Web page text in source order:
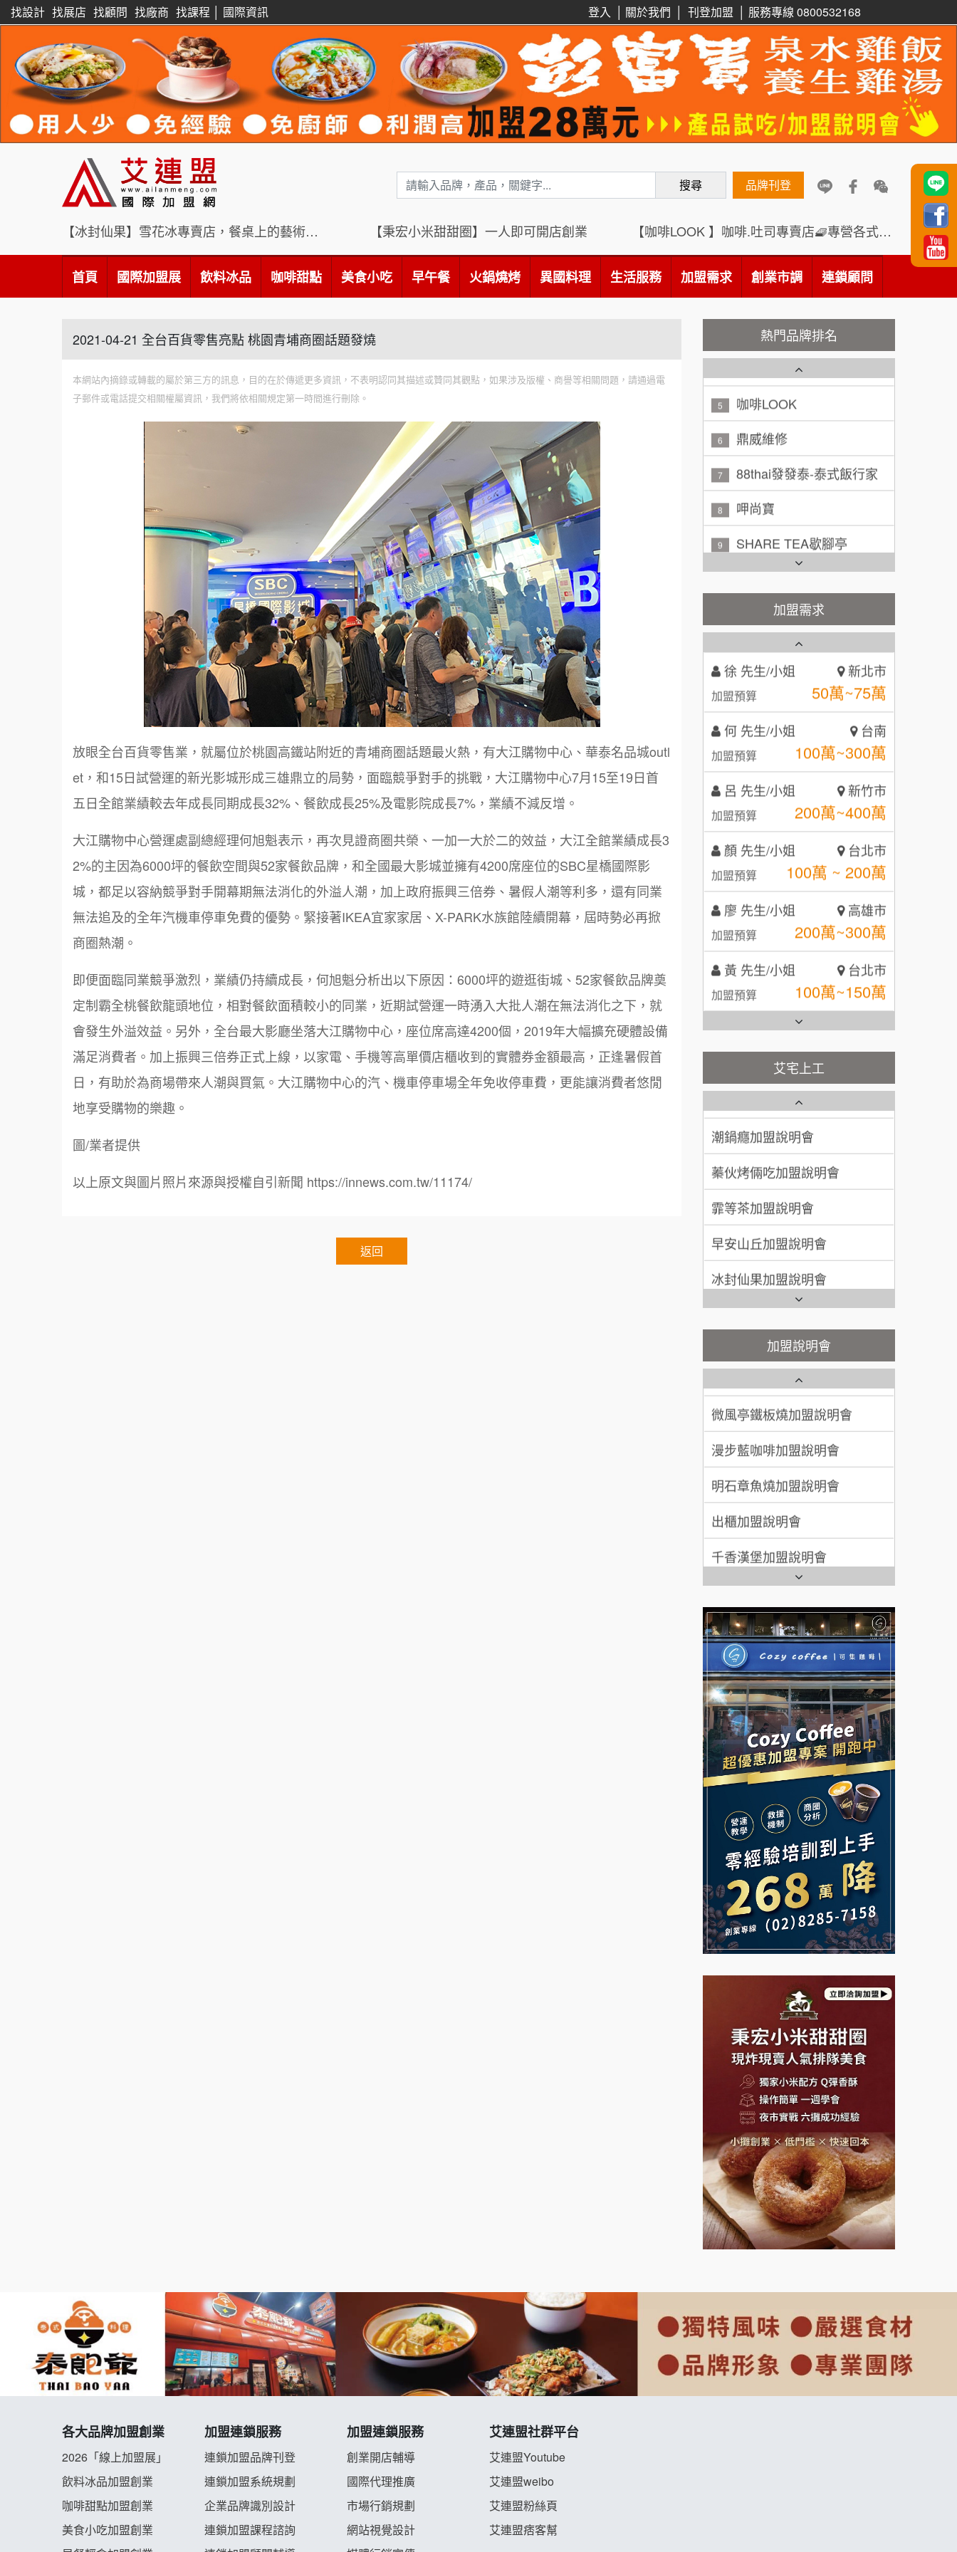
找設計 找展店 找顧問 找廠商 找課程 國際資訊 關於我們 刊登加盟 服務專線 0800532168
登入
搜尋 品牌刊登
【冰封仙果】雪花冰專賣店，餐桌上的藝術饗宴 【秉宏小米甜甜圈】一人即可開店創業 【咖啡LOOK 】咖啡.吐司專賣店🧇專營各式創意法式吐司
首頁 國際加盟展 飲料冰品 咖啡甜點 美食小吃 早午餐 火鍋燒烤 異國料理 生活服務 加盟需求 創業市調 連鎖顧問
2021-04-21 全台百貨零售亮點 桃園青埔商圈話題發燒
本網站內摘錄或轉載的屬於第三方的訊息，目的在於傳遞更多資訊，不表明認同其描述或贊同其觀點，如果涉及版權、商譽等相關問題，請通過電
子郵件或電話提交相關權屬資訊，我們將依相關規定第一時間進行刪除。
放眼全台百貨零售業，就屬位於桃園高鐵站附近的青埔商圈話題最火熱，有大江購物中心、華泰名品城outl
et，和15日試營運的新光影城形成三雄鼎立的局勢，面臨競爭對手的挑戰，大江購物中心7月15至19日首
五日全館業績較去年成長同期成長32%、餐飲成長25%及電影院成長7%，業績不減反增。
大江購物中心營運處副總經理何旭魁表示，再次見證商圈共榮、一加一大於二的效益，大江全館業績成長3
2%的主因為6000坪的餐飲空間與52家餐飲品牌，和全國最大影城並擁有4200席座位的SBC星橋國際影
城，都足以容納競爭對手開幕期無法消化的外溢人潮，加上政府振興三倍券、暑假人潮等利多，還有同業
無法追及的全年汽機車停車免費的優勢。緊接著IKEA宜家家居、X-PARK水族館陸續開幕，屆時勢必再掀
商圈熱潮。
即便面臨同業競爭激烈，業績仍持續成長，何旭魁分析出以下原因：6000坪的遊逛街城、52家餐飲品牌奠
定制霸全桃餐飲龍頭地位，相對餐飲面積較小的同業，近期試營運一時湧入大批人潮在無法消化之下，就
會發生外溢效益。另外，全台最大影廳坐落大江購物中心，座位席高達4200個，2019年大幅擴充硬體設備
滿足消費者。加上振興三倍券正式上線，以家電、手機等高單價店櫃收到的實體券金額最高，正逢暑假首
日，有助於為商場帶來人潮與買氣。大江購物中心的汽、機車停車場全年免收停車費，更能讓消費者悠閒
地享受購物的樂趣。
圖/業者提供
以上原文與圖片照片來源與授權自引新聞 https://innews.com.tw/11174/
返回
熱門品牌排名
6 鼎威維修
88thai發發泰-泰式飯行家
8 呷尚寶
9 SHARE TEA歇腳亭
Cozy coffee可集咖啡
2 霏等茶
潮鍋癮
5 咖啡LOOK
6 鼎威維修
7 88thai發發泰-泰式飯行家
8 呷尚寶
9 SHARE TEA歇腳亭
10 TEA TOP台灣第一味
1 Cozy coffee可集咖啡
2 霏等茶
4 潮鍋癮
5 咖啡LOOK
6 鼎威維修
7 88thai發發泰-泰式飯行家
8 呷尚寶
9 SHARE TEA歇腳亭
10 TEA TOP台灣第一味
加盟需求
周 先生/小姐 台北
加盟預算 100萬 ~150萬
徐 先生/小姐 新北市
加盟預算 50萬~75萬
加盟預算 100萬~300萬
200萬~400萬
顏 先生/小姐 台北市
100萬 ~ 200萬
廖 先生/小姐
200萬~300萬
黃 先生/小姐
加盟預算 100萬~150萬
林 先生/小姐 屏東縣
加盟預算 100萬 ~ 200萬
吳 先生/小姐
加盟預算 100萬~200萬
100萬 ~150萬
徐 先生/小姐 新北市
加盟預算 50萬~75萬
何 先生/小姐 台南
加盟預算 100萬~300萬
呂 先生/小姐 新竹市
加盟預算 200萬~400萬
顏 先生/小姐 台北市
加盟預算 100萬 ~ 200萬
廖 先生/小姐 高雄市
加盟預算 200萬~300萬
黃 先生/小姐 台北市
加盟預算 100萬~150萬
林 先生/小姐 屏東縣
100萬 ~ 200萬
吳 先生/小姐 屏東縣
加盟預算 100萬~200萬
周 先生/小姐 台北
加盟預算 100萬 ~150萬
徐 先生/小姐
加盟預算 50萬~75萬
何 先生/小姐
加盟預算 100萬~300萬
顏 先生/小姐
100萬 ~ 200萬
廖 先生/小姐 高雄市
加盟預算 200萬~300萬
艾宅上工
【曉妍美妝】誠徵行政櫃檯
自助洗衣店誠徵代洗收送人員
(台中市)
MUSHEN徵SPA美容芳療師
日十。早午食加盟說明會
拾鑶火鍋加盟說明會
全家加盟說明會
台灣G湯加盟說明會
NU PASTA義大利麵加盟說明
潮鍋癮加盟說明會
蓁伙烤倆吃加盟說明會
霏等茶加盟說明會
早安山丘加盟說明會
冰封仙果加盟說明會
Ramble Café 漫步藍咖啡加盟
說明會
微風亭鐵板燒加盟說明會
鮮茶道加盟說明會
【曉妍美妝】誠徵行政櫃檯
自助洗衣店誠徵代洗收送人員
(台中市)
MUSHEN徵SPA美容芳療師
日十。早午食加盟說明會
拾鑶火鍋加盟說明會
全家加盟說明會
台灣G湯加盟說明會
彭富貴加盟說明會
NU PASTA義大利麵加盟說明
會
潮鍋癮加盟說明會
蓁伙烤倆吃加盟說明會
霏等茶加盟說明會
早安山丘加盟說明會
冰封仙果加盟說明會
Ramble Café 漫步藍咖啡加盟
說明會
微風亭鐵板燒加盟說明會
【曉妍美妝】誠徵行政櫃檯
自助洗衣店誠徵代洗收送人員
(台中市)
MUSHEN徵SPA美容芳療師
日十。早午食加盟說明會
拾鑶火鍋加盟說明會
加盟說明會
藍象廷泰式火鍋加盟說明會
日十。早午食加盟說明會
上宇林加盟說明會
莫尼早餐Morni加盟說明會
手作功夫茶加盟說明會
SHARE TEA歇腳亭加盟說明會
潮味決-湯滷專門店加盟說明會
鮮茶道加盟說明會
微風亭鐵板燒加盟說明會
漫步藍咖啡加盟說明會
明石章魚燒加盟說明會
出櫃加盟說明會
千香漢堡加盟說明會
七盞茶加盟說明會
拉亞漢堡加盟說明會
杜芳子古味茶鋪加盟說明會
優握握×酸奶大獅加盟說明會
冬城門加盟說明會
拾鑶火鍋加盟說明會
阿性情趣無人販售所加盟明會
龍涎居好湯加盟說明會
舒油頭加盟說明會
韓金量加盟說明會
義氣豐發雞加盟說明會
白鬍泡泡 BOHO POPO加盟說
雞咕雞咕加盟說明會
TEA TOP加盟說明會
珍好味臭臭鍋加盟說明會
藍象廷泰式火鍋加盟說明會
日十。早午食加盟說明會
上宇林加盟說明會
SHARE TEA歇腳亭加盟說明會
潮味決-湯滷專門店加盟說明會
各大品牌加盟創業
2026「線上加盟展」
飲料冰品加盟創業
咖啡甜點加盟創業
美食小吃加盟創業
加盟連鎖服務
連鎖加盟品牌刊登
連鎖加盟系統規劃
企業品牌識別設計
連鎖加盟課程諮詢
加盟連鎖服務
創業開店輔導
國際代理推廣
市場行銷規劃
網站視覺設計
艾連盟社群平台
艾連盟Youtube
艾連盟weibo
艾連盟粉絲頁
艾連盟痞客幫